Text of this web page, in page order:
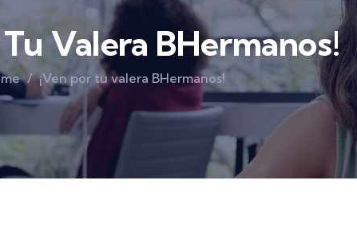
Tu Valera BHermanos!
¡Ven por tu valera BHermanos!